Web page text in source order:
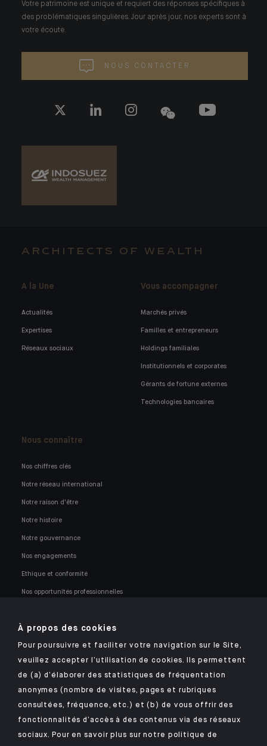
Votre patrimoine est unique et requiert des réponses spécifiques à
des problématiques singulières. Jour après jour, nos experts sont à
votre écoute.
NOUS CONTACTER
ARCHITECTS OF WEALTH
A la Une
Actualités
Expertises
Réseaux sociaux
Vous accompagner
Marchés privés
Familles et entrepreneurs
Holdings familiales
Institutionnels et corporates
Gérants de fortune externes
Technologies bancaires
Nous connaître
Nos chiffres clés
Notre réseau international
Notre raison d'être
Notre histoire
Notre gouvernance
Nos engagements
Ethique et conformité
Nos opportunités professionnelles
Retrouvez notre application mobile Indosuez
MENTIONS LÉGALES
À propos des cookies
Pour poursuivre et faciliter votre navigation sur le Site,
veuillez accepter l’utilisation de cookies. Ils permettent
de (a) d’élaborer des statistiques de fréquentation
anonymes (nombre de visites, pages et rubriques
consultées, fréquence, etc.) et (b) de vous offrir des
fonctionnalités d’accès à des contenus via des réseaux
sociaux. Pour en savoir plus sur notre politique de